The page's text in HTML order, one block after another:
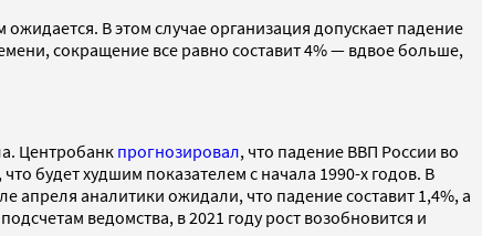
В этом случае организация допускает падение
сокращение все равно составит 4% — вдвое больше,
Центробанк прогнозировал, что падение ВВП России во
будет худшим показателем с начала 1990-х годов. В
апреля аналитики ожидали, что падение составит 1,4%, а
ведомства, в 2021 году рост возобновится и